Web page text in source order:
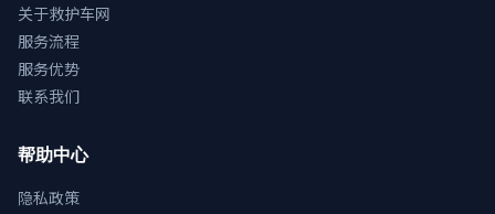
关于救护车网
服务流程
服务优势
联系我们
帮助中心
隐私政策